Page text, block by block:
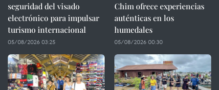
seguridad del visado
electrónico para impulsar
turismo internacional
05/08/2026 03:25
Chim ofrece experiencias
auténticas en los
humedales
05/08/2026 00:30